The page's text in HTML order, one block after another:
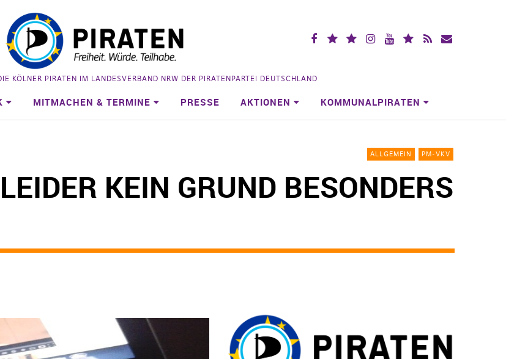
KÖLNER PIRATEN IM LANDESVERBAND NRW DER PIRATENPARTEI DEUTSCHLAND
MITMACHEN & TERMINE PRESSE AKTIONEN KOMMUNALPIRATEN
ALLGEMEIN PM-VKV
KEIN GRUND BESONDERS